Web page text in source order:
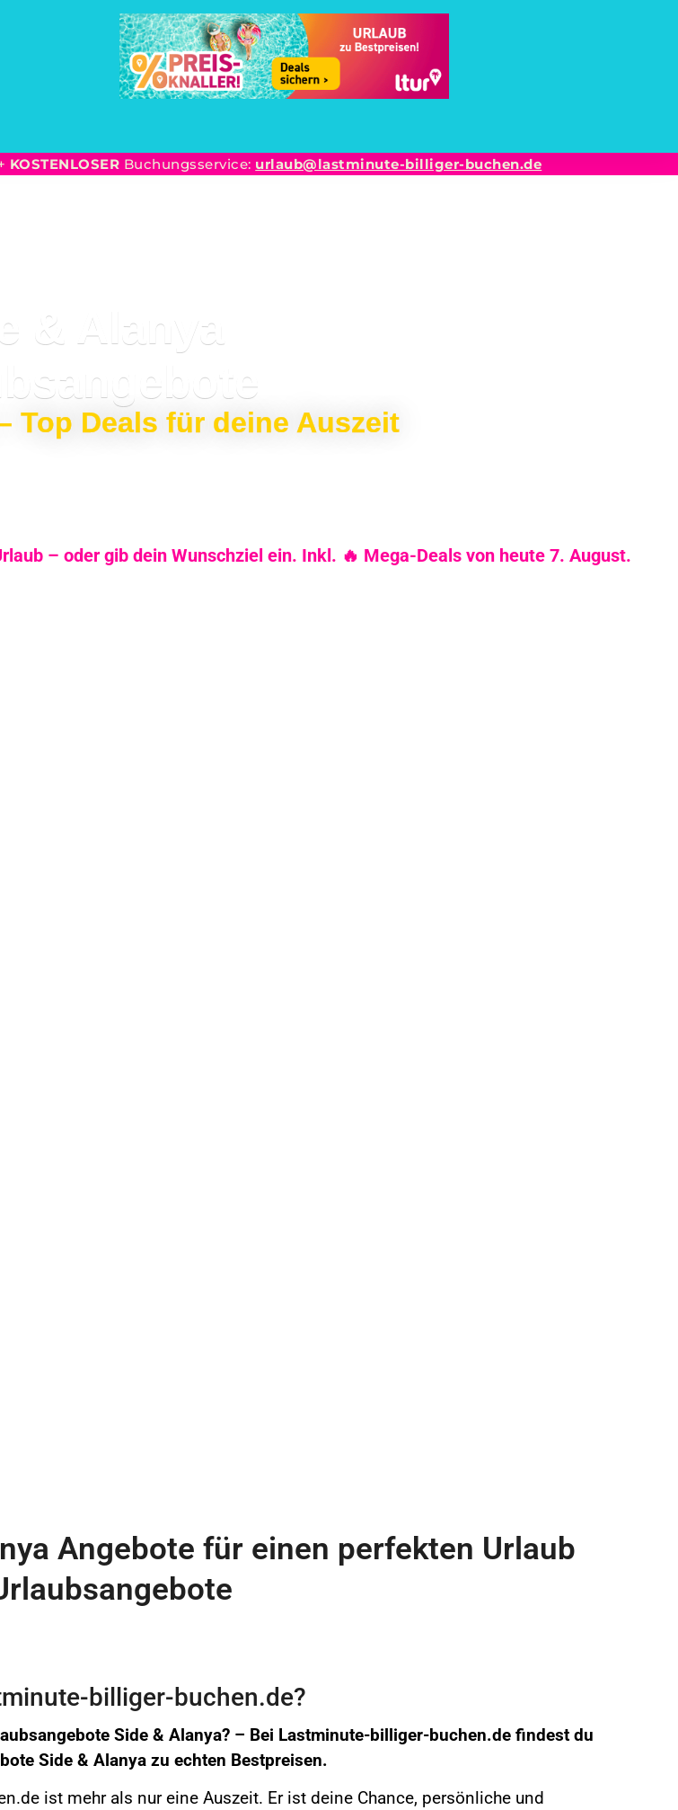
KOSTENLOSER Buchungsservice: urlaub@lastminute-billiger-buchen.de
& Alanya
Top Deals für deine Auszeit
– oder gib dein Wunschziel ein. Inkl. 🔥 Mega-Deals von heute 7. August.
Angebote für einen perfekten Urlaub
billiger-buchen.de?
Side & Alanya? – Bei Lastminute-billiger-buchen.de findest du
Side & Alanya zu echten Bestpreisen.
ist mehr als nur eine Auszeit. Er ist deine Chance, persönliche und